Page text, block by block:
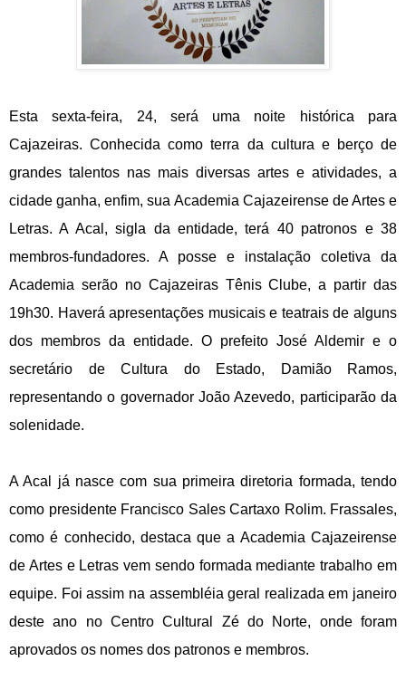
Esta sexta-feira, 24, será uma noite histórica para
Cajazeiras. Conhecida como terra da cultura e berço de
grandes talentos nas mais diversas artes e atividades, a
cidade ganha, enfim, sua Academia Cajazeirense de Artes e
Letras. A Acal, sigla da entidade, terá 40 patronos e 38
membros-fundadores. A posse e instalação coletiva da
Academia serão no Cajazeiras Tênis Clube, a partir das
19h30. Haverá apresentações musicais e teatrais de alguns
dos membros da entidade. O prefeito José Aldemir e o
secretário de Cultura do Estado, Damião Ramos,
representando o governador João Azevedo, participarão da
solenidade.
A Acal já nasce com sua primeira diretoria formada, tendo
como presidente Francisco Sales Cartaxo Rolim. Frassales,
como é conhecido, destaca que a Academia Cajazeirense
de Artes e Letras vem sendo formada mediante trabalho em
equipe. Foi assim na assembléia geral realizada em janeiro
deste ano no Centro Cultural Zé do Norte, onde foram
aprovados os nomes dos patronos e membros.